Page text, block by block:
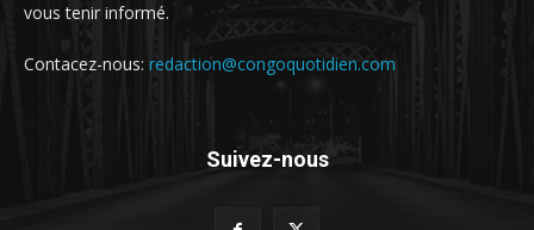
vous tenir informé.
Contacez-nous: redaction@congoquotidien.com
Suivez-nous